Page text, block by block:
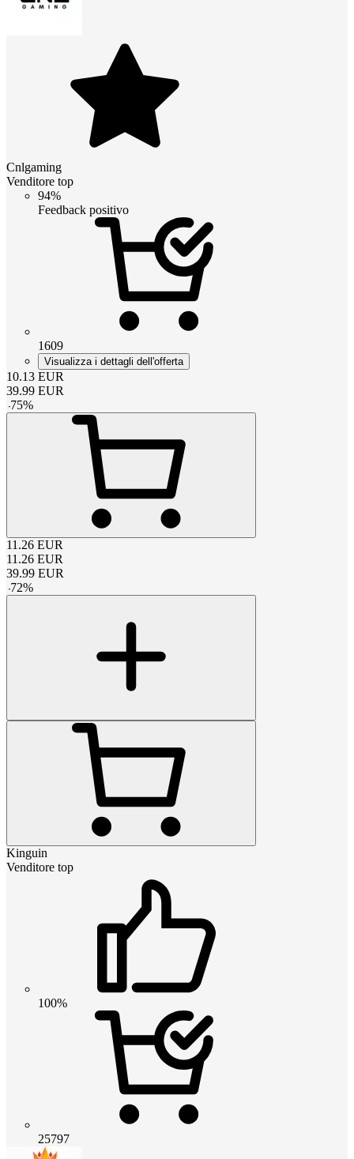
Cnlgaming
Venditore top
94%
Feedback positivo
1609
Visualizza i dettagli dell'offerta
10.13 EUR
39.99 EUR
-75%
11.26 EUR
11.26 EUR
39.99 EUR
-72%
Kinguin
Venditore top
100%
25797